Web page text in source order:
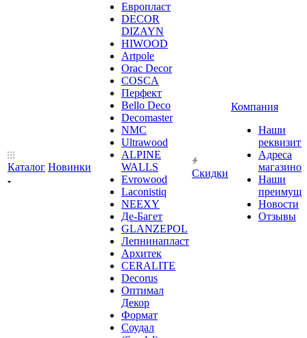
Каталог Новинки
Европласт
DECOR
DIZAYN
HIWOOD
Artpole
Orac Decor
COSCA
Перфект
Bello Deco
Decomaster
NMС
Ultrawood
ALPINE
WALLS
Evrowood
Laconistiq
NEEXY
Де-Багет
GLANZEPOL
Лепнинапласт
Архитек
CERALITE
Decorus
Оптимал
Декор
Формат
Соудал
Скидки
Компания
Наши
Адреса
магазинов
Наши
Новости
Отзывы